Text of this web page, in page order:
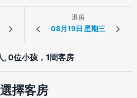
退房
, 0位小孩，1間客房
選擇客房